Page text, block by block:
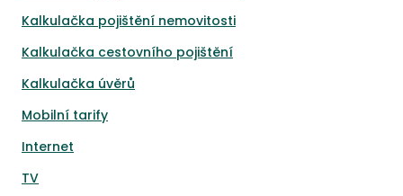
Kalkulačka pojištění nemovitosti
Kalkulačka cestovního pojištění
Kalkulačka úvěrů
Mobilní tarify
Internet
TV